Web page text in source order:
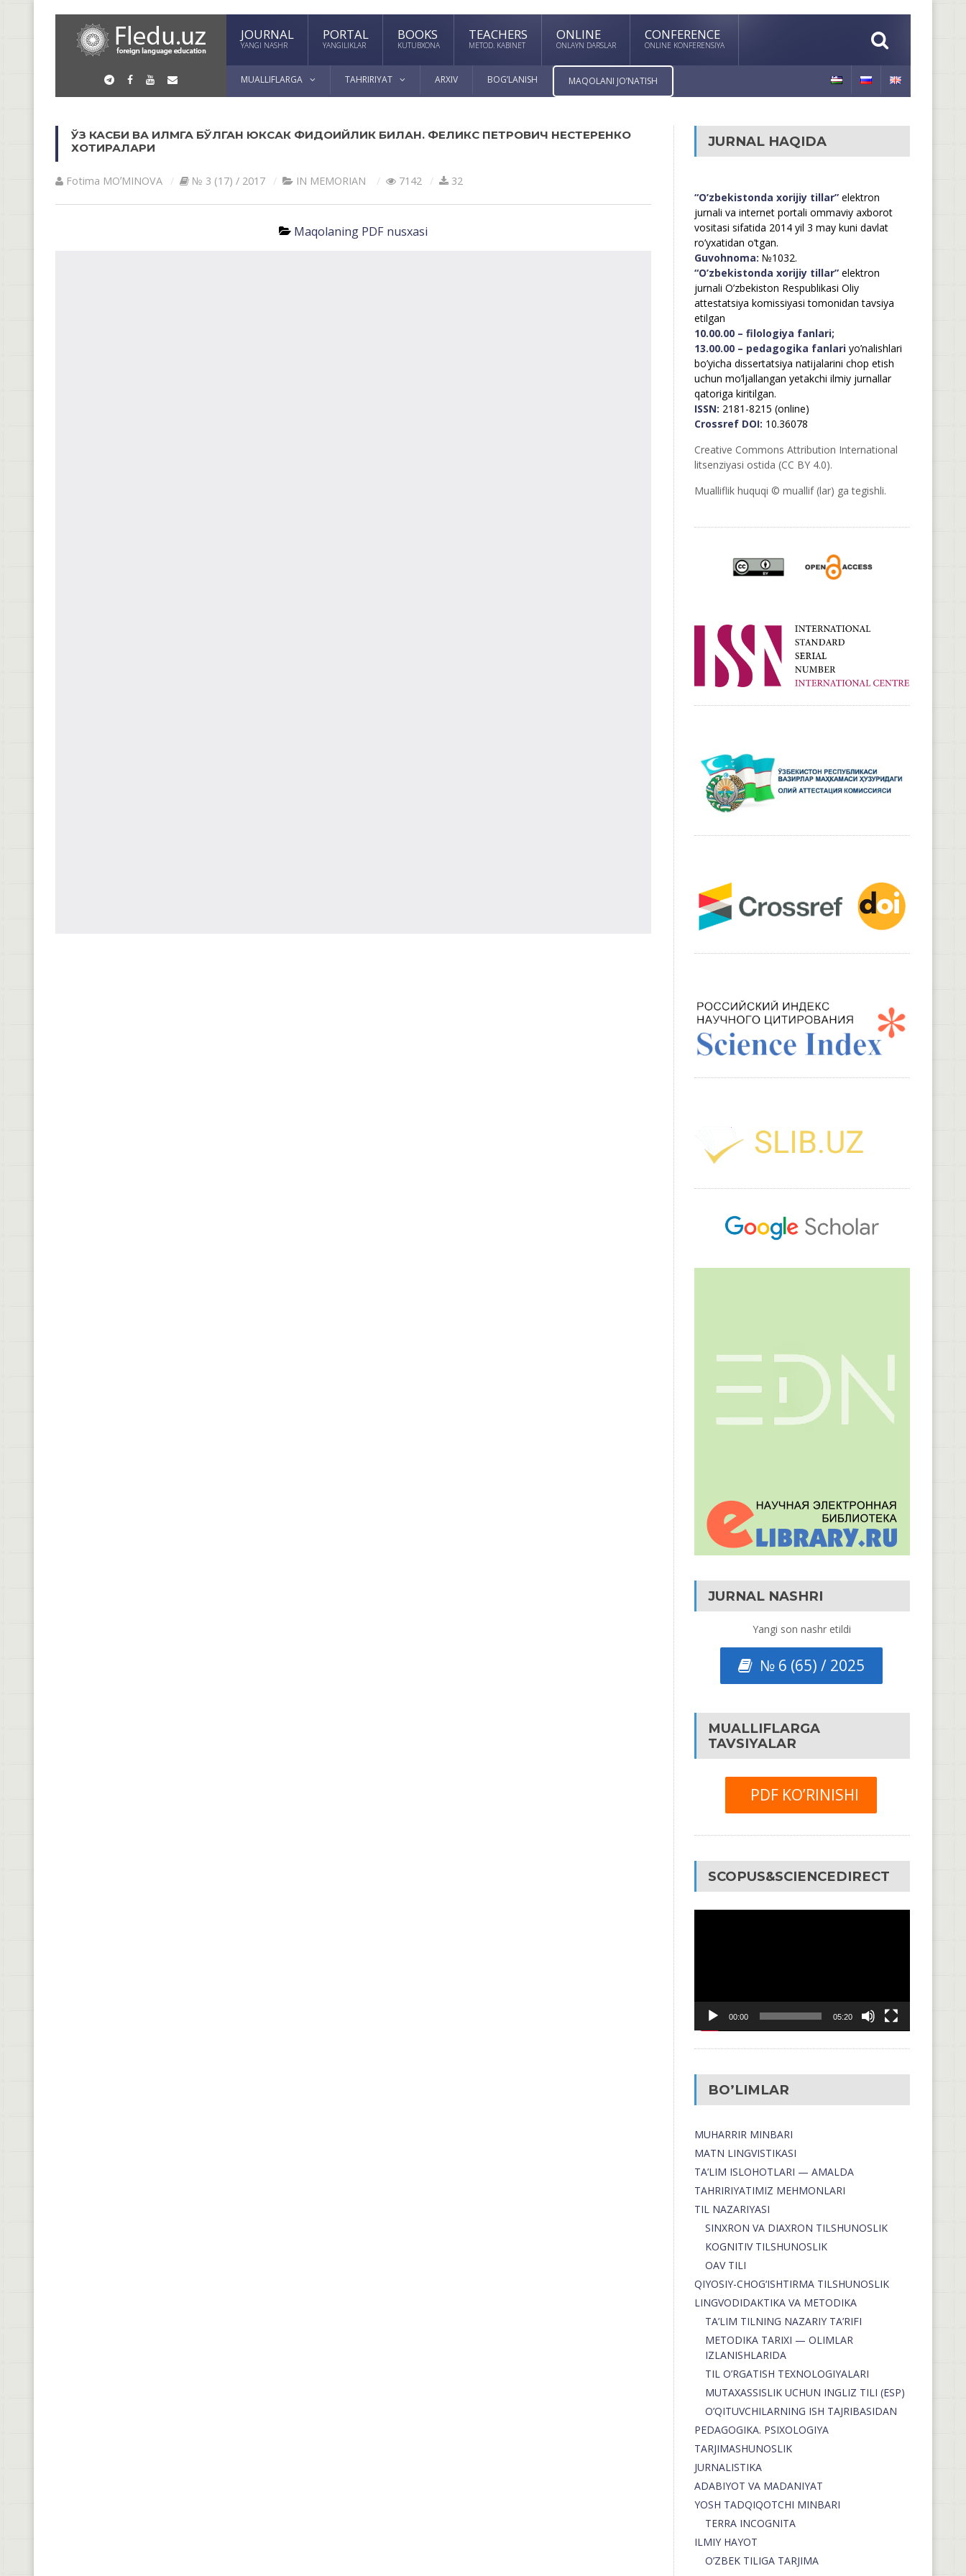
JOURNAL
YANGI NASHR
PORTAL
YANGILIKLAR
BOOKS
KUTUBXONA
TEACHERS
METOD. KABINET
ONLINE
ONLAYN DARSLAR
CONFERENCE
ONLINE KONFERENSIYA
MUALLIFLARGA TAHRIRIYAT ARXIV BOG’LANISH MAQOLANI JO’NATISH
ЎЗ КАСБИ ВА ИЛМГА БЎЛГАН ЮКСАК ФИДОИЙЛИК БИЛАН. ФЕЛИКС ПЕТРОВИЧ НЕСТЕРЕНКО
ХОТИРАЛАРИ
Fotima MOʼMINOVА № 3 (17) / 2017 IN MEMORIAN 7142 32
Maqolaning PDF nusxasi
JURNAL HAQIDA
“O’zbekistonda xorijiy tillar”elektron
jurnali va internet portali ommaviy axborot
vositasi sifatida 2014 yil 3 may kuni davlat
ro’yxatidan o’tgan.
Guvohnoma: №1032.
“O’zbekistonda xorijiy tillar”elektron
jurnali O’zbekiston Respublikasi Oliy
attestatsiya komissiyasi tomonidan tavsiya
etilgan
10.00.00 – filologiya fanlari;
13.00.00 – pedagogika fanlariyo’nalishlari
bo’yicha dissertatsiya natijalarini chop etish
uchun mo’ljallangan yetakchi ilmiy jurnallar
qatoriga kiritilgan.
ISSN: 2181-8215 (online)
Crossref DOI: 10.36078
Creative Commons Attribution International
litsenziyasi ostida (CC BY 4.0).
Mualliflik huquqi © muallif (lar) ga tegishli.
JURNAL NASHRI
Yangi son nashr etildi
№ 6 (65) / 2025
MUALLIFLARGA
TAVSIYALAR
PDF KO’RINISHI
SCOPUS&SCIENCEDIRECT
00:00 05:20
BO’LIMLAR
MUHARRIR MINBARI
MATN LINGVISTIKASI
TA’LIM ISLOHOTLARI — AMALDA
TAHRIRIYATIMIZ MEHMONLARI
TIL NAZARIYASI
SINXRON VA DIAXRON TILSHUNOSLIK
KOGNITIV TILSHUNOSLIK
OAV TILI
QIYOSIY-CHOG‘ISHTIRMA TILSHUNOSLIK
LINGVODIDAKTIKA VA METODIKA
TA’LIM TILNING NAZARIY TA’RIFI
METODIKA TARIXI — OLIMLAR
IZLANISHLARIDA
TIL O’RGATISH TEXNOLOGIYALARI
MUTAXASSISLIK UCHUN INGLIZ TILI (ESP)
O’QITUVCHILARNING ISH TAJRIBASIDAN
PEDAGOGIKA. PSIXOLOGIYA
TARJIMASHUNOSLIK
JURNALISTIKA
ADABIYOT VA MADANIYAT
YOSH TADQIQOTCHI MINBARI
TERRA INCOGNITA
ILMIY HAYOT
O’ZBEK TILIGA TARJIMA